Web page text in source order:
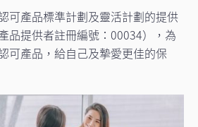
可產品標準計劃及靈活計劃的提供
品提供者註冊編號：00034），為
可產品，給自己及摯愛更佳的保